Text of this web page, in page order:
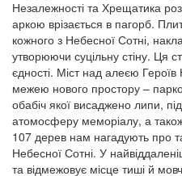
Незалежності та Хрещатика
аркою врізається в пагорб.
кожного з Небесної Сотні,
утворюючи суцільну стіну. Ця
єдності. Міст над алеєю
межею нового простору –
обабіч якої висаджено липи,
атомосферу меморіалу, а
107 дерев нам нагадують про
Небесної Сотні. У
та відмежовує місце тиші й